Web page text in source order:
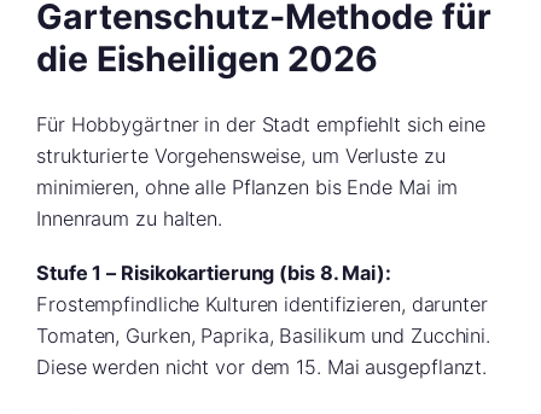
Gartenschutz-Methode für
die Eisheiligen 2026
Für Hobbygärtner in der Stadt empfiehlt sich eine
strukturierte Vorgehensweise, um Verluste zu
minimieren, ohne alle Pflanzen bis Ende Mai im
Innenraum zu halten.
Stufe 1 – Risikokartierung (bis 8. Mai):
Frostempfindliche Kulturen identifizieren, darunter
Tomaten, Gurken, Paprika, Basilikum und Zucchini.
Diese werden nicht vor dem 15. Mai ausgepflanzt.